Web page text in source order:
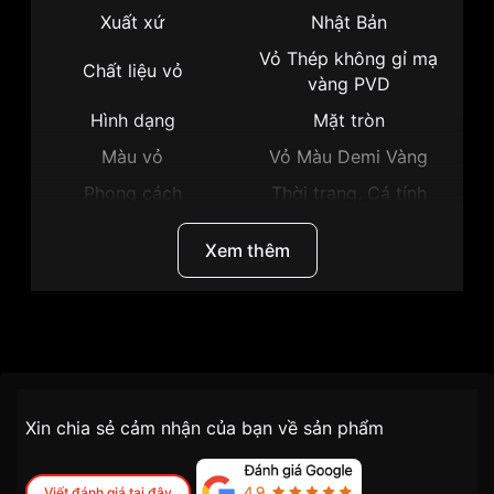
Xuất xứ Nhật Bản
Chất liệu vỏ
Vỏ Thép không gỉ mạ
vàng PVD
Hình dạng
Mặt tròn
Màu vỏ
Vỏ Màu Demi Vàng
Phong cách
Thời trang, Cá tính
Lịch ngày, Dạ quang,
Xem thêm
Đối tượng sử dụng Nam
tiện lợi –
nhanh chóng – minh bạch
Xin chia sẻ cảm nhận của bạn về sản phẩm